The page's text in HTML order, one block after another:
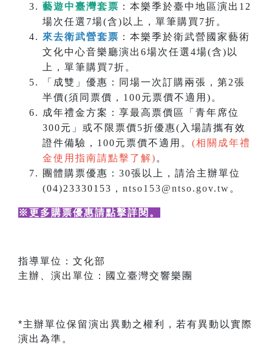
藝遊中臺灣套票 ：本樂季於臺中地區演出12
場次任選7場(含)以上，單筆購買7折。
來去衛武營套票 ：本樂季於衛武營國家藝術
文化中心音樂廳演出6場次任選4場(含)以
上，單筆購買7折。
「成雙」優惠：同場一次訂購兩張，第2張
半價(須同票價，100元票價不適用)。
成年禮金方案：享最高票價區「青年席位
300元」或不限票價5折優惠(入場請攜有效
證件備驗，100元票價不適用。 (相關成年禮
金使用指南請點擊了解) 。
團體購票優惠：30張以上，請洽主辦單位
(04)23330153， ntso153@ntso.gov.tw 。
※更多購票優惠請點擊詳閱 。
指導單位：文化部
主辦、演出單位：國立臺灣交響樂團
*主辦單位保留演出異動之權利，若有異動以實際
演出為準。